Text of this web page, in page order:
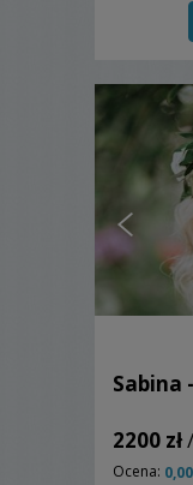
Sabina
2200 zł
Ocena: